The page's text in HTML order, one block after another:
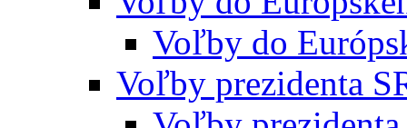
Voľby do
Voľby prezidenta